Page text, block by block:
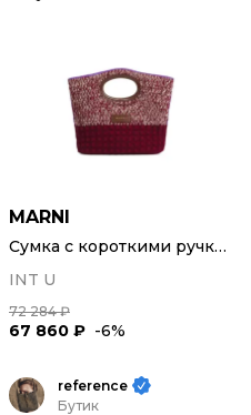
MARNI
Сумка с короткими ручками
INT U
72 284 ₽
67 860 ₽ -6%
reference
Бутик